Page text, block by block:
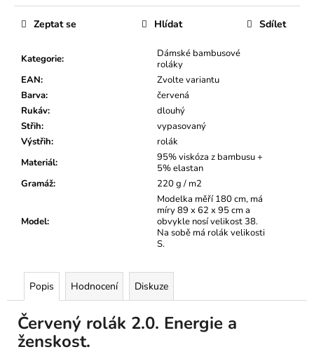
Kategorie:
Dámské bambusové
roláky
EAN:
Zvolte variantu
Barva:
červená
Rukáv:
dlouhý
Střih:
vypasovaný
Výstřih:
rolák
Materiál:
95% viskóza z bambusu +
5% elastan
Gramáž: 220 g / m2
Model:
Modelka měří 180 cm, má
míry 89 x 62 x 95 cm a
obvykle nosí velikost 38.
Na sobě má rolák velikosti
S.
Zeptat se Hlídat Sdílet
Popis Hodnocení Diskuze
Červený rolák 2.0. Energie a
ženskost.